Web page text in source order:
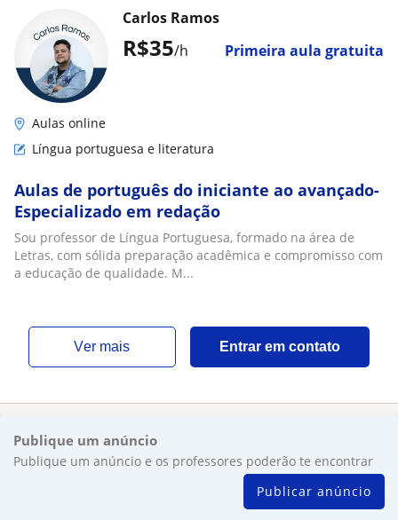
R$35/h Primeira aula gratuita
Carlos Ramos
Aulas online
Língua portuguesa e literatura
Aulas de português do iniciante ao avançado-
Especializado em redação
Sou professor de Língua Portuguesa, formado na área de
Letras, com sólida preparação acadêmica e compromisso com
a educação de qualidade. M...
ver mais Entrar em contato
Publique um anúncio
Publique um anúncio e os professores poderão te encontrar
Publicar anúncio